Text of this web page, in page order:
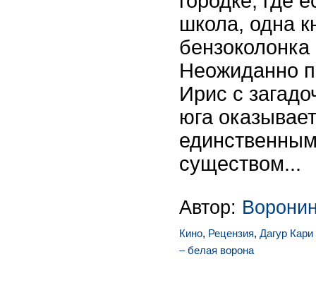
школа, одна
Неожиданно
Ирис с
юга
существом...
Автор:
Кино, Рецензия, Дагур
– белая ворона